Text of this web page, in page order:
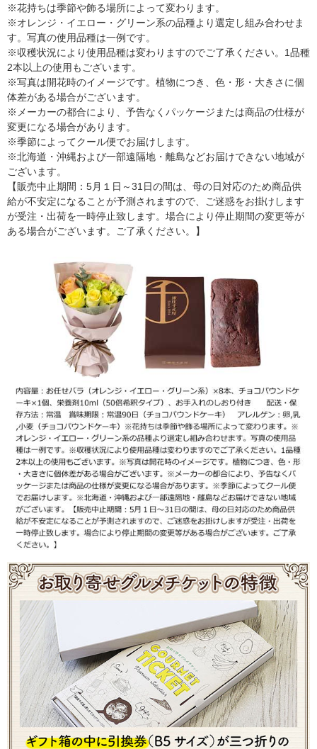
※花持ちは季節や飾る場所によって変わります。
※オレンジ・イエロー・グリーン系の品種より選定し組み合わせま
す。写真の使用品種は一例です。
※収穫状況により使用品種は変わりますのでご了承ください。1品種
2本以上の使用もございます。
※写真は開花時のイメージです。植物につき、色・形・大きさに個
体差がある場合がございます。
※メーカーの都合により、予告なくパッケージまたは商品の仕様が
変更になる場合があります。
※季節によってクール便でお届けします。
※北海道・沖縄および一部遠隔地・離島などお届けできない地域が
ございます。
【販売中止期間：5月１日～31日の間は、母の日対応のため商品供
給が不安定になることが予測されますので、ご迷惑をお掛けします
が受注・出荷を一時停止致します。場合により停止期間の変更等が
ある場合がございます。ご了承ください。】